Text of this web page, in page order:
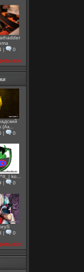
| 0
все
(Ак...
| 0
ko...
| 0
| 0
все